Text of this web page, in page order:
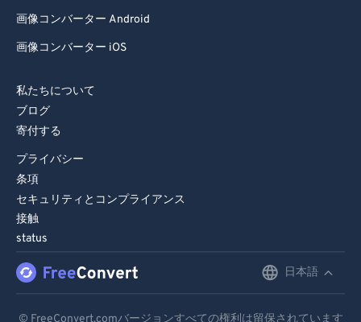
画像コンバーター Android
画像コンバーター iOS
私たちについて
ブログ
寄付する
プライバシー
条項
セキュリティとコンプライアンス
接触
status
日本語
© FreeConvert.comバージョンすべての権利は留保されています